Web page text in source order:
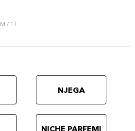
/ 1 l
NJEGA
NICHE PARFEMI